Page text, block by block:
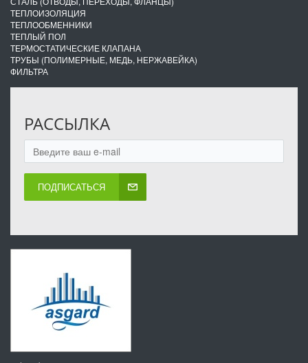
ТЕПЛОИЗОЛЯЦИЯ
ТЕПЛООБМЕННИКИ
ТЕПЛЫЙ ПОЛ
ТЕРМОСТАТИЧЕСКИЕ КЛАПАНА
ТРУБЫ (ПОЛИМЕРНЫЕ, МЕДЬ, НЕРЖАВЕЙКА)
ФИЛЬТРА
РАССЫЛКА
ПОДПИСАТЬСЯ